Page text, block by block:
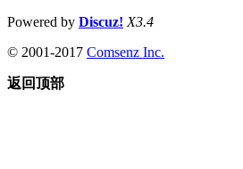
Powered by Discuz! X3.4
© 2001-2017 Comsenz Inc.
返回顶部